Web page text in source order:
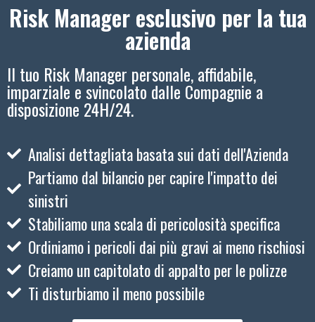
Risk Manager esclusivo per la tua
azienda
Il tuo Risk Manager personale, affidabile,
imparziale e svincolato dalle Compagnie a
disposizione 24H/24.
Analisi dettagliata basata sui dati dell'Azienda
Partiamo dal bilancio per capire l'impatto dei
sinistri
Stabiliamo una scala di pericolosità specifica
Ordiniamo i pericoli dai più gravi ai meno rischiosi
Creiamo un capitolato di appalto per le polizze
Ti disturbiamo il meno possibile